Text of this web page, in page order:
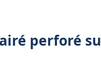
perforé